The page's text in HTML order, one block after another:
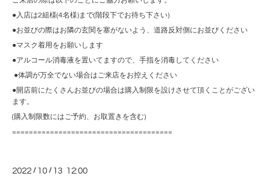
●入店は2組様(4名様)まで(階段下でお待ち下さい)
●お並びの際はお隣の玄関を塞がないよう、道路反対側にお並びください
●マスク着用をお願いします
●アルコール消毒液を置いてますので、手指を消毒してください
●体調が万全でない場合はご来店をお控えください
●開店前にたくさんお並びの場合は購入制限を設けさせて頂くことがござい
ます。
(購入制限数にはご予約、お取置きを含む)
======================================
2022 / 10 / 13 12:00